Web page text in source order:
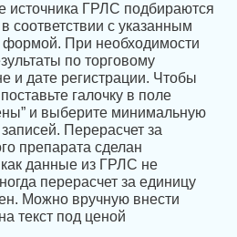
источника ГРЛС подбираются
соответствии с указанным
При необходимости
по торговому
и дате регистрации. Чтобы
галочку в поле
и выберите минимальную
Перерасчет за
препарата сделан
как данные из ГРЛС не
перерасчет за единицу
Можно вручную внести
текст под ценой